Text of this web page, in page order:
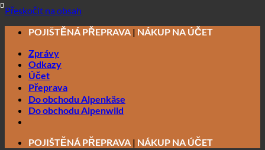
Přeskočit na obsah
POJIŠTĚNÁ PŘEPRAVA | NÁKUP NA ÚČET
Zprávy
Odkazy
Účet
Přeprava
Do obchodu Alpenkäse
Do obchodu Alpenwild
POJIŠTĚNÁ PŘEPRAVA | NÁKUP NA ÚČET